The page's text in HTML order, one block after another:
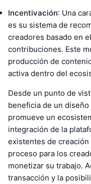
Incentivación: Una
es su sistema de
creadores basado en
contribuciones. Este
producción de
activa dentro del
Desde un punto de
beneficia de un
promueve un
integración de la
existentes de
proceso para los
monetizar su trabajo.
transacción y la